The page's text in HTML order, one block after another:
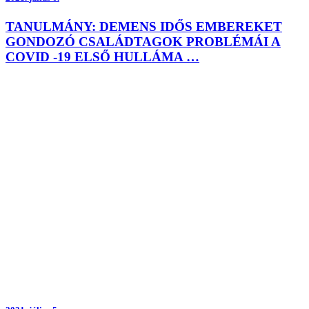
TANULMÁNY: DEMENS IDŐS EMBEREKET
GONDOZÓ CSALÁDTAGOK PROBLÉMÁI A
COVID -19 ELSŐ HULLÁMA …